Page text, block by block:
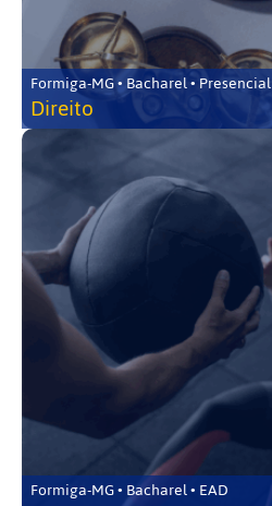
Formiga-MG • Bacharel • Presencial
Direito
Formiga-MG • Bacharel • EAD